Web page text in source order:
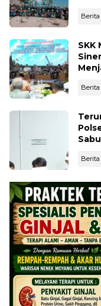
Berita
SKK
Berita
Berita